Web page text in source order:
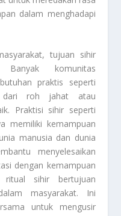
dalam menghadapi
tujuan sihir
komunitas
praktis seperti
dari roh jahat atau
Praktisi sihir seperti
memiliki kemampuan
manusia dan dunia
menyelesaikan
dengan kemampuan
sihir bertujuan
masyarakat. Ini
untuk mengusir